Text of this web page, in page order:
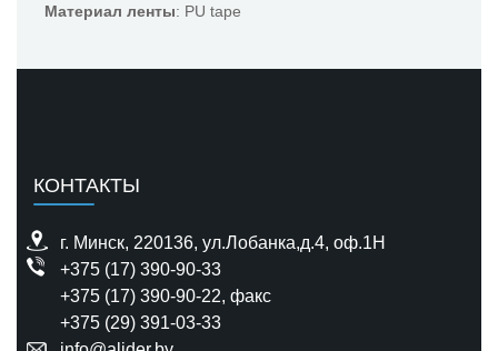
Материал ленты: PU tape
КОНТАКТЫ
г. Минск, 220136, ул.Лобанка,д.4, оф.1H
+375 (17) 390-90-33
+375 (17) 390-90-22, факс
+375 (29) 391-03-33